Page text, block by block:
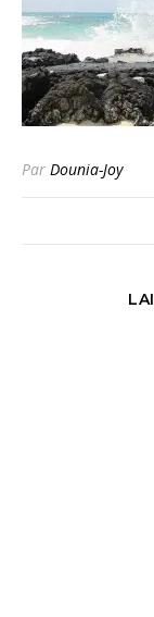
Par Dounia-Joy